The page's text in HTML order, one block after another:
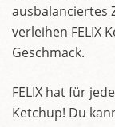
ausbalanciertes
verleihen FELIX
Geschmack.
FELIX hat für
Ketchup! Du